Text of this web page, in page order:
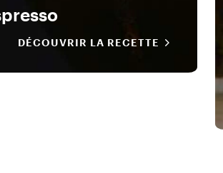
DÉCOUVRIR LA RECETTE